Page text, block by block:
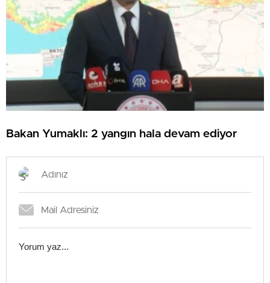
Bakan Yumaklı: 2 yangın hala devam ediyor